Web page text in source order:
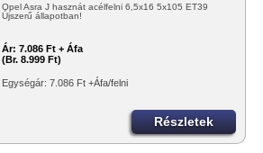
Opel Asra J hasznát acélfelni 6,5x16 5x105 ET39
Újszerű állapotban!
Ár: 7.086 Ft + Áfa
(Br. 8.999 Ft)
Egységár: 7.086 Ft +Áfa/felni
Részletek